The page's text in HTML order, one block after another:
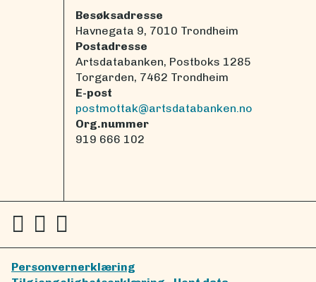
Besøksadresse
Havnegata 9, 7010 Trondheim
Postadresse
Artsdatabanken, Postboks 1285
Torgarden, 7462 Trondheim
E-post
postmottak@artsdatabanken.no
Org.nummer
919 666 102
Personvernerklæring